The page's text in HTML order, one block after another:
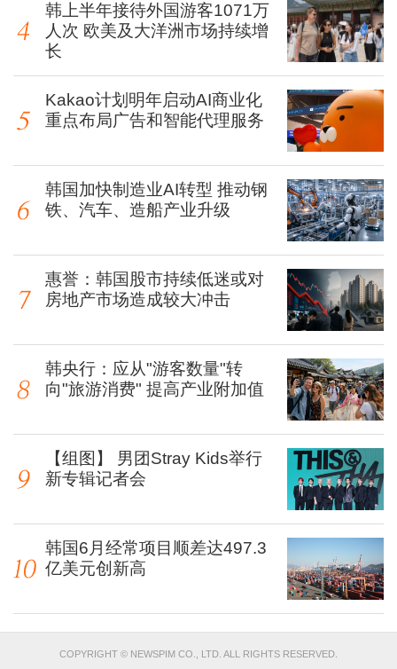
韩上半年接待外国游客1071万
人次 欧美及大洋洲市场持续增
长
Kakao计划明年启动AI商业化
重点布局广告和智能代理服务
韩国加快制造业AI转型 推动钢
铁、汽车、造船产业升级
惠誉：韩国股市持续低迷或对
房地产市场造成较大冲击
韩央行：应从"游客数量"转
向"旅游消费" 提高产业附加值
【组图】 男团Stray Kids举行
新专辑记者会
韩国6月经常项目顺差达497.3
亿美元创新高
COPYRIGHT © NEWSPIM CO., LTD. ALL RIGHTS RESERVED.